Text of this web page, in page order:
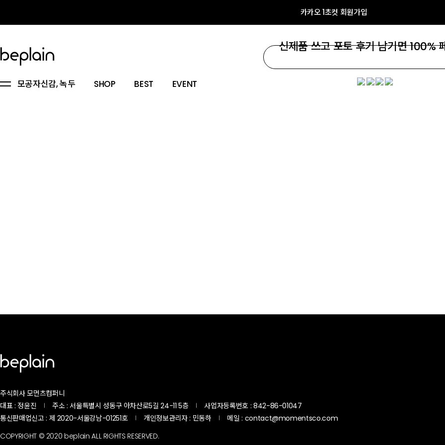
카카오 1초컷 회원가입
모공자신감, 녹두 SHOP BEST EVENT
신제품 쓰고 포토 후기 남기면 100%
주식회사 모먼츠컴퍼니
대표 : 정윤진
| 주소 : 서울특별시 성동구 아차산로5길 24-11 5층 | 사업자등록번호 : 842-86-01047
통신판매업신고 : 제 2020-서울강남-01251호
| 개인정보관리자 : 민동하 |
메일 : contact@momentsco.com
COPYRIGHT © 2020 beplain ALL RIGHTS RESERVED.